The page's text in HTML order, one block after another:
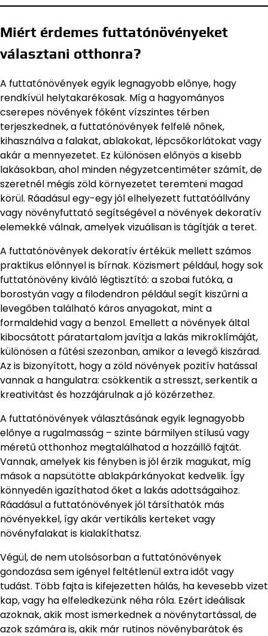
Miért érdemes futtatónövényeket
választani otthonra?
A futtatónövények egyik legnagyobb előnye, hogy
rendkívül helytakarékosak. Míg a hagyományos
cserepes növények főként vízszintes térben
terjeszkednek, a futtatónövények felfelé nőnek,
kihasználva a falakat, ablakokat, lépcsőkorlátokat vagy
akár a mennyezetet. Ez különösen előnyös a kisebb
lakásokban, ahol minden négyzetcentiméter számít, de
szeretnél mégis zöld környezetet teremteni magad
körül. Ráadásul egy-egy jól elhelyezett futtatóállvány
vagy növényfuttató segítségével a növények dekoratív
elemekké válnak, amelyek vizuálisan is tágítják a teret.
A futtatónövények dekoratív értékük mellett számos
praktikus előnnyel is bírnak. Közismert például, hogy sok
futtatónövény kiváló légtisztító: a szobai futóka, a
borostyán vagy a filodendron például segít kiszűrni a
levegőben található káros anyagokat, mint a
formaldehid vagy a benzol. Emellett a növények által
kibocsátott páratartalom javítja a lakás mikroklímáját,
különösen a fűtési szezonban, amikor a levegő kiszárad.
Az is bizonyított, hogy a zöld növények pozitív hatással
vannak a hangulatra: csökkentik a stresszt, serkentik a
kreativitást és hozzájárulnak a jó közérzethez.
A futtatónövények választásának egyik legnagyobb
előnye a rugalmasság – szinte bármilyen stílusú vagy
méretű otthonhoz megtalálhatod a hozzáillő fajtát.
Vannak, amelyek kis fényben is jól érzik magukat, míg
mások a napsütötte ablakpárkányokat kedvelik. Így
könnyedén igazíthatod őket a lakás adottságaihoz.
Ráadásul a futtatónövények jól társíthatók más
növényekkel, így akár vertikális kerteket vagy
növényfalakat is kialakíthatsz.
Végül, de nem utolsósorban a futtatónövények
gondozása sem igényel feltétlenül extra időt vagy
tudást. Több fajta is kifejezetten hálás, ha kevesebb vizet
kap, vagy ha elfeledkezünk néha róla. Ezért ideálisak
azoknak, akik most ismerkednek a növénytartással, de
azok számára is, akik már rutinos növénybarátok és